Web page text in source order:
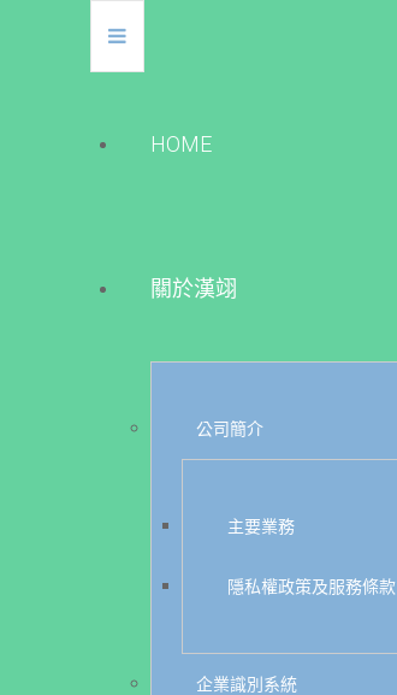
HOME
關於漢翊
公司簡介
主要業務
隱私權政策及服務條款
企業識別系統